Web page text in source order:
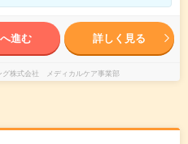
進む 詳しく見る
グ株式会社 メディカルケア事業部